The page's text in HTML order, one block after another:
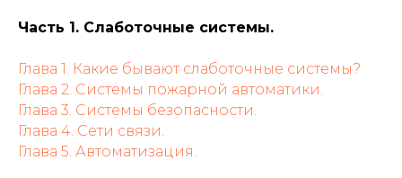
Часть 1. Слаботочные системы.
Глава 1. Какие бывают слаботочные системы?
Глава 2. Системы пожарной автоматики.
Глава 3. Системы безопасности.
Глава 4. Сети связи.
Глава 5. Автоматизация.